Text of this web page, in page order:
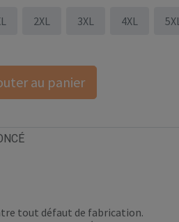
2XL 3XL 4XL 5XL
au panier
tout défaut de fabrication.